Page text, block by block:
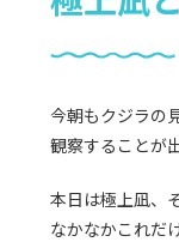
今朝もクジラの
観察することが
本日は極上凪、
なかなかこれだ